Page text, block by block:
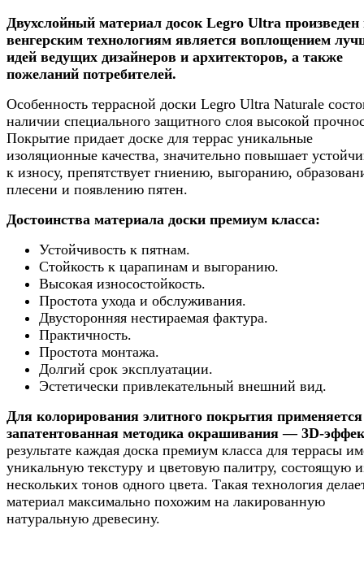
Двухслойный материал досок Legro Ultra произведен
венгерским технологиям является воплощением
идей ведущих дизайнеров и архитекторов, а также
пожеланий потребителей.
Особенность террасной доски Legro Ultra Naturale
наличии специального защитного слоя высокой
Покрытие придает доске для террас уникальные
изоляционные качества, значительно повышает
к износу, препятствует гниению, выгоранию,
плесени и появлению пятен.
Достоинства материала доски премиум класса:
Устойчивость к пятнам.
Стойкость к царапинам и выгоранию.
Высокая износостойкость.
Простота ухода и обслуживания.
Двусторонняя нестираемая фактура.
Практичность.
Простота монтажа.
Долгий срок эксплуатации.
Эстетически привлекательный внешний вид.
Для колорирования элитного покрытия применяется
запатентованная методика окрашивания — 3D-
результате каждая доска премиум класса для террасы
уникальную текстуру и цветовую палитру, состоящую
нескольких тонов одного цвета. Такая технология
материал максимально похожим на лакированную
натуральную древесину.